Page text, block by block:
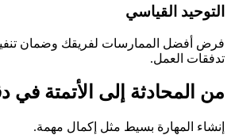
التوحيد القياسي
فرض أفضل الممارسات لفريقك وضمان
تدفقات العمل.
من المحادثة إلى الأتمتة في
إنشاء المهارة بسيط مثل إكمال مهمة.